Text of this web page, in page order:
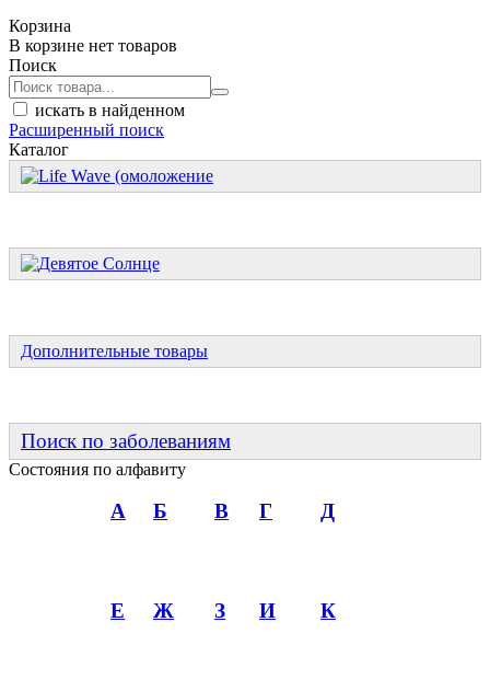
Корзина
В корзине нет товаров
Поиск
искать в найденном
Расширенный поиск
Каталог
Дополнительные товары
Поиск по заболеваниям
Состояния по алфавиту
А Б В Г Д
Е Ж З И К